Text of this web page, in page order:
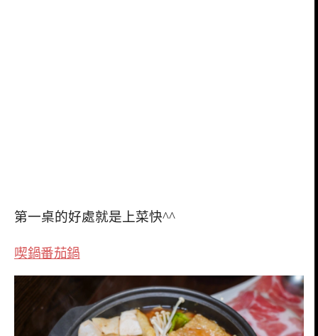
第一桌的好處就是上菜快^^
喫鍋番茄鍋